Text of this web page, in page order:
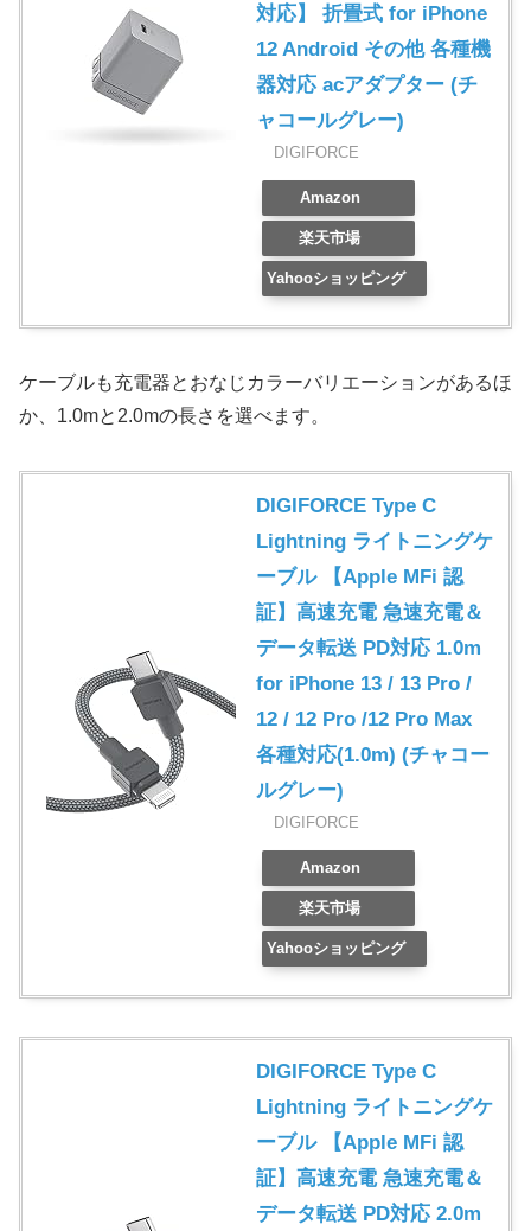
対応】 折畳式 for iPhone
12 Android その他 各種機
器対応 acアダプター (チ
ャコールグレー)
DIGIFORCE
Amazon
楽天市場
Yahooショッピング
ケーブルも充電器とおなじカラーバリエーションがあるほ
か、1.0mと2.0mの長さを選べます。
DIGIFORCE Type C
Lightning ライトニングケ
ーブル 【Apple MFi 認
証】高速充電 急速充電＆
データ転送 PD対応 1.0m
for iPhone 13 / 13 Pro /
12 / 12 Pro /12 Pro Max
各種対応(1.0m) (チャコー
ルグレー)
DIGIFORCE
Amazon
楽天市場
Yahooショッピング
DIGIFORCE Type C
Lightning ライトニングケ
ーブル 【Apple MFi 認
証】高速充電 急速充電＆
データ転送 PD対応 2.0m